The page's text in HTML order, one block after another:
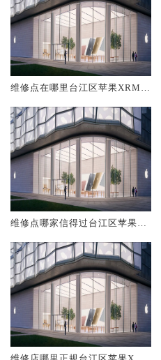
维修点在哪里台江区苹果XRMa
维修点哪家信得过台江区苹果X
维修店哪里正规台江区苹果XRM